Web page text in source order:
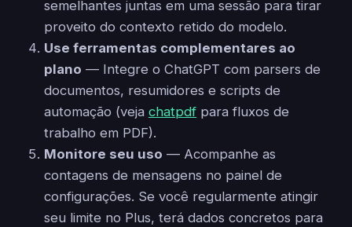
semelhantes juntas em uma sessão para tirar
proveito do contexto retido do modelo.
Use ferramentas complementares ao
plano — Integre o ChatGPT com parsers de
documentos, resumidores e scripts de
automação (veja chatpdf para fluxos de
trabalho em PDF).
Monitore seu uso — Acompanhe as
contagens de mensagens no painel de
configurações. Se você regularmente atingir
seu limite no Plus, terá dados concretos para